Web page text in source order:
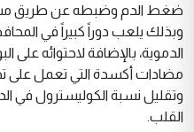
ضغط الدم وضبطه عن طريق
وبذلك يلعب دوراً كبيراً في
الدموية، بالإضافة لاحتوائه
مضادات أكسدة التي تعمل على
وتقليل نسبة الكوليسترول في
القلب.